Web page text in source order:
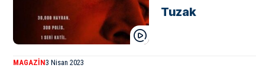
Tuzak
MAGAZIN3 Nisan 2023